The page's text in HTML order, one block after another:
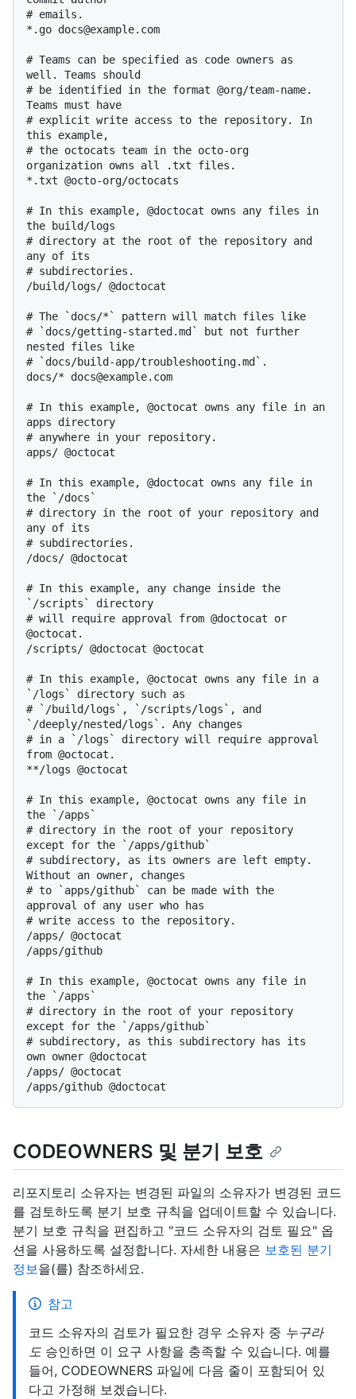
# emails.
*.go docs@example.com
# Teams can be specified as code owners as
well. Teams should
# be identified in the format @org/team-name.
Teams must have
# explicit write access to the repository. In
this example,
# the octocats team in the octo-org
organization owns all .txt files.
*.txt @octo-org/octocats
# In this example, @doctocat owns any files in
the build/logs
# directory at the root of the repository and
any of its
# subdirectories.
/build/logs/ @doctocat
# The `docs/*` pattern will match files like
# `docs/getting-started.md` but not further
nested files like
# `docs/build-app/troubleshooting.md`.
docs/* docs@example.com
# In this example, @octocat owns any file in an
apps directory
# anywhere in your repository.
apps/ @octocat
# In this example, @doctocat owns any file in
the `/docs`
# directory in the root of your repository and
any of its
# subdirectories.
/docs/ @doctocat
# In this example, any change inside the
`/scripts` directory
# will require approval from @doctocat or
@octocat.
/scripts/ @doctocat @octocat
# In this example, @octocat owns any file in a
`/logs` directory such as
# `/build/logs`, `/scripts/logs`, and
`/deeply/nested/logs`. Any changes
# in a `/logs` directory will require approval
from @octocat.
**/logs @octocat
# In this example, @octocat owns any file in
the `/apps`
# directory in the root of your repository
except for the `/apps/github`
# subdirectory, as its owners are left empty.
Without an owner, changes
# to `apps/github` can be made with the
approval of any user who has
# write access to the repository.
/apps/ @octocat
/apps/github
# In this example, @octocat owns any file in
the `/apps`
# directory in the root of your repository
except for the `/apps/github`
# subdirectory, as this subdirectory has its
own owner @doctocat
/apps/ @octocat
CODEOWNERS 및 분기 보호
리포지토리 소유자는 변경된 파일의 소유자가 변경된 코드
를 검토하도록 분기 보호 규칙을 업데이트할 수 있습니다.
분기 보호 규칙을 편집하고 "코드 소유자의 검토 필요" 옵
션을 사용하도록 설정합니다. 자세한 내용은 보호된 분기
정보을(를) 참조하세요.
참고
코드 소유자의 검토가 필요한 경우 소유자 중 누구라
도 승인하면 이 요구 사항을 충족할 수 있습니다. 예를
들어, CODEOWNERS 파일에 다음 줄이 포함되어 있
다고 가정해 보겠습니다.